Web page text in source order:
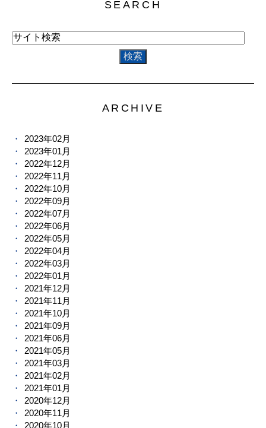
SEARCH
ARCHIVE
2023年02月
2023年01月
2022年12月
2022年11月
2022年10月
2022年09月
2022年07月
2022年06月
2022年05月
2022年04月
2022年03月
2022年01月
2021年12月
2021年11月
2021年10月
2021年09月
2021年06月
2021年05月
2021年03月
2021年02月
2021年01月
2020年12月
2020年11月
2020年10月